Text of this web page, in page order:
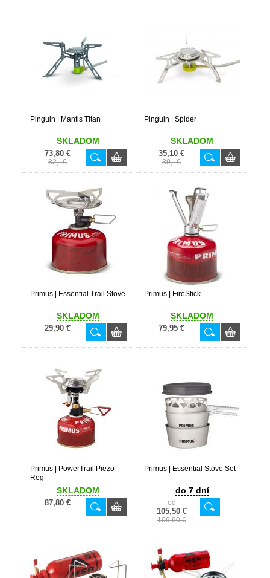
Pinguin | Mantis Titan
SKLADOM
73,80 €
82,- €
Pinguin | Spider
SKLADOM
35,10 €
39,- €
Primus | Essential Trail Stove
SKLADOM
29,90 €
Primus | FireStick
SKLADOM
79,95 €
Primus | PowerTrail Piezo
Reg
SKLADOM
87,80 €
Primus | Essential Stove Set
do 7 dní
od
105,50 €
109,90 €